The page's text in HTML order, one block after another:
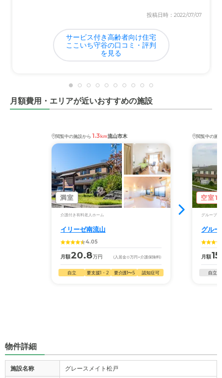
払いきれる利用金額であると考えられるので満足していま
す今後いまのままでいってほしいです
投稿日時：2022/07/07
サービス付き高齢者向け住宅
ここいち守谷の口コミ・評判
を見る
月額費用・エリアが近いおすすめの施設
閲覧中の施設から 1.3km流山市木
満室
介護付き有料老人ホーム
イリーゼ南流山
4.05
月額20.8万円 (入居金0万円 +介護保険料)
自立 要支援1・2 要介護1〜5 認知症可
閲覧中の施
空室1
グループホ
グル
月額
自立
物件詳細
施設名称 グレースメイト松戸